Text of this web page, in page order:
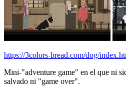
https://3colors-bread.com/dog/
Mini-"adventure game" en el que ni
salvado ni "game over".